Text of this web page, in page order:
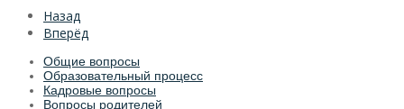
Назад
Вперёд
Общие вопросы
Образовательный процесс
Кадровые вопросы
Вопросы родителей